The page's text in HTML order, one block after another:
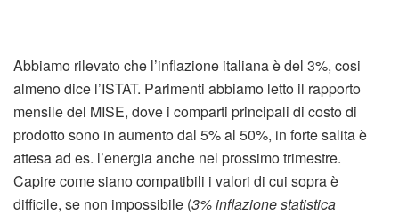
Abbiamo rilevato che l’inflazione italiana è del 3%, cosi
almeno dice l’ISTAT. Parimenti abbiamo letto il rapporto
mensile del MISE, dove i comparti principali di costo di
prodotto sono in aumento dal 5% al 50%, in forte salita è
attesa ad es. l’energia anche nel prossimo trimestre.
Capire come siano compatibili i valori di cui sopra è
difficile, se non impossibile (3% inflazione statistica